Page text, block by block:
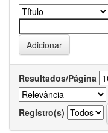
Resultados/Página
Registro(s)